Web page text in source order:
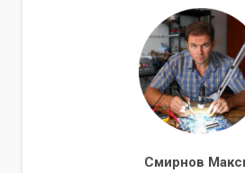
Смирнов